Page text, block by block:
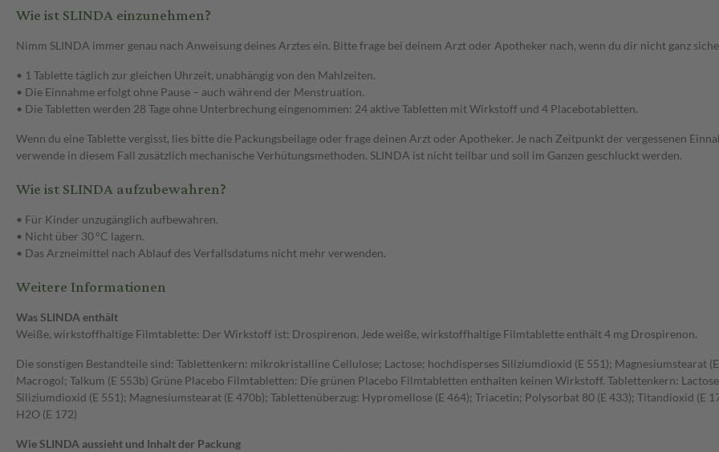
Wie ist SLINDA einzunehmen?
Nimm SLINDA immer genau nach Anweisung deines Arztes ein. Bitte frage bei deinem Arzt oder Apotheker nach, wenn du dir nicht ganz
• 1 Tablette täglich zur gleichen Uhrzeit, unabhängig von den Mahlzeiten.
• Die Einnahme erfolgt ohne Pause – auch während der Menstruation.
• Die Tabletten werden 28 Tage ohne Unterbrechung eingenommen: 24 aktive Tabletten mit Wirkstoff und 4 Placebotabletten.
Wenn du eine Tablette vergisst, lies bitte die Packungsbeilage oder frage deinen Arzt oder Apotheker. Je nach Zeitpunkt der vergessenen
verwende in diesem Fall zusätzlich mechanische Verhütungsmethoden. SLINDA ist nicht teilbar und soll im Ganzen geschluckt werden.
Wie ist SLINDA aufzubewahren?
• Für Kinder unzugänglich aufbewahren.
• Nicht über 30 °C lagern.
• Das Arzneimittel nach Ablauf des Verfallsdatums nicht mehr verwenden.
Weitere Informationen
Was SLINDA enthält
Weiße, wirkstoffhaltige Filmtablette: Der Wirkstoff ist: Drospirenon. Jede weiße, wirkstoffhaltige Filmtablette enthält 4 mg Drospirenon.
Die sonstigen Bestandteile sind: Tablettenkern: mikrokristalline Cellulose; Lactose; hochdisperses Siliziumdioxid (E 551); Magnesiumstearat
Macrogol; Talkum (E 553b) Grüne Placebo Filmtabletten: Die grünen Placebo Filmtabletten enthalten keinen Wirkstoff. Tablettenkern:
Siliziumdioxid (E 551); Magnesiumstearat (E 470b); Tablettenüberzug: Hypromellose (E 464); Triacetin; Polysorbat 80 (E 433); Titandioxid
H2O (E 172)
Wie SLINDA aussieht und Inhalt der Packung